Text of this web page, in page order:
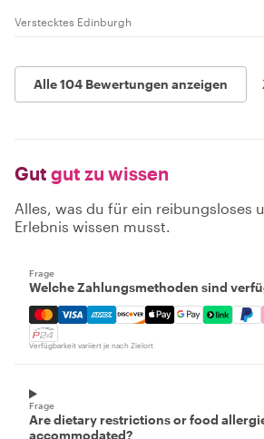
Verstecktes Edinburgh
Alle 104 Bewertungen anzeigen
Gut gut zu wissen
Alles, was du für ein reibungsloses
Erlebnis wissen musst.
Frage
Welche Zahlungsmethoden sind
Mastercard, Visa, Amex,
Verfügbarkeit variiert je nach Zielort
Frage
Are dietary restrictions or food
accommodated?